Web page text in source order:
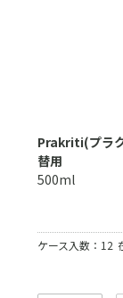
Prakriti(プラ
替用
500ml
ケース入数：12